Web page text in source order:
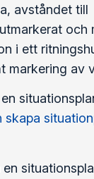
avståndet till
och
i ett
markering av
skapa